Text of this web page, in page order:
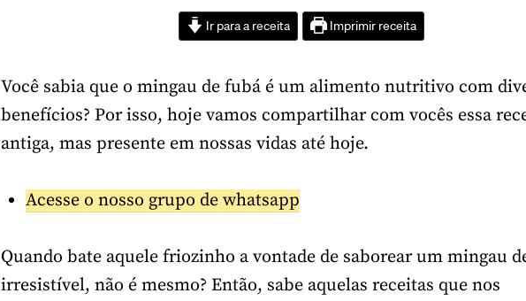
Ir para a receita Imprimir receita
Você sabia que o mingau de fubá é um alimento nutritivo com
benefícios? Por isso, hoje vamos compartilhar com vocês essa
antiga, mas presente em nossas vidas até hoje.
Acesse o nosso grupo de whatsapp
Quando bate aquele friozinho a vontade de saborear um mingau
irresistível, não é mesmo? Então, sabe aquelas receitas que nos